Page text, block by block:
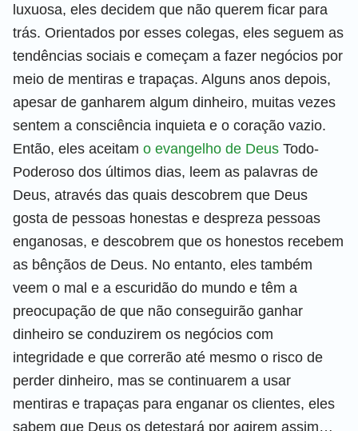
luxuosa, eles decidem que não querem ficar para
trás. Orientados por esses colegas, eles seguem as
tendências sociais e começam a fazer negócios por
meio de mentiras e trapaças. Alguns anos depois,
apesar de ganharem algum dinheiro, muitas vezes
sentem a consciência inquieta e o coração vazio.
Então, eles aceitam o evangelho de Deus Todo-
Poderoso dos últimos dias, leem as palavras de
Deus, através das quais descobrem que Deus
gosta de pessoas honestas e despreza pessoas
enganosas, e descobrem que os honestos recebem
as bênçãos de Deus. No entanto, eles também
veem o mal e a escuridão do mundo e têm a
preocupação de que não conseguirão ganhar
dinheiro se conduzirem os negócios com
integridade e que correrão até mesmo o risco de
perder dinheiro, mas se continuarem a usar
mentiras e trapaças para enganar os clientes, eles
sabem que Deus os detestará por agirem assim…